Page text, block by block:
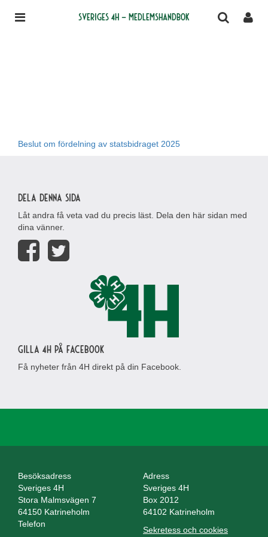
Sveriges 4H – medlemshandbok
Beslut om fördelning av statsbidraget 2025
Dela denna sida
Låt andra få veta vad du precis läst. Dela den här sidan med
dina vänner.
Gilla 4H på Facebook
Få nyheter från 4H direkt på din Facebook.
Besöksadress
Sveriges 4H
Stora Malmsvägen 7
64150 Katrineholm
Adress
Sveriges 4H
Box 2012
64102 Katrineholm
Telefon
Sekretess och cookies